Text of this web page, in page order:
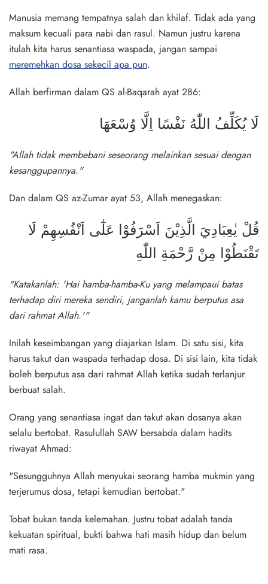
Manusia memang tempatnya salah dan khilaf. Tidak ada yang
maksum kecuali para nabi dan rasul. Namun justru karena
itulah kita harus senantiasa waspada, jangan sampai
meremehkan dosa sekecil apa pun.
Allah berfirman dalam QS al-Baqarah ayat 286:
لَا يُكَلِّفُ اللّٰهُ نَفْسًا اِلَّا وُسْعَهَا
"Allah tidak membebani seseorang melainkan sesuai dengan
kesanggupannya."
Dan dalam QS az-Zumar ayat 53, Allah menegaskan:
قُلْ يٰعِبَادِيَ الَّذِيْنَ اَسْرَفُوْا عَلٰٓى اَنْفُسِهِمْ لَا
تَقْنَطُوْا مِنْ رَّحْمَةِ اللّٰهِ
"Katakanlah: 'Hai hamba-hamba-Ku yang melampaui batas
terhadap diri mereka sendiri, janganlah kamu berputus asa
dari rahmat Allah.'"
Inilah keseimbangan yang diajarkan Islam. Di satu sisi, kita
harus takut dan waspada terhadap dosa. Di sisi lain, kita tidak
boleh berputus asa dari rahmat Allah ketika sudah terlanjur
berbuat salah.
Orang yang senantiasa ingat dan takut akan dosanya akan
selalu bertobat. Rasulullah SAW bersabda dalam hadits
riwayat Ahmad:
"Sesungguhnya Allah menyukai seorang hamba mukmin yang
terjerumus dosa, tetapi kemudian bertobat."
Tobat bukan tanda kelemahan. Justru tobat adalah tanda
kekuatan spiritual, bukti bahwa hati masih hidup dan belum
mati rasa.